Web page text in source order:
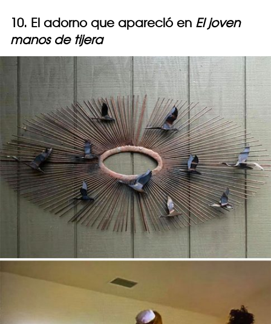
10. El adorno que apareció en El joven
manos de tijera